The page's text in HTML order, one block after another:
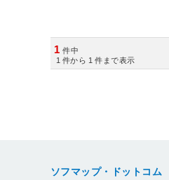
1 件中
1 件から 1 件まで表示
ソフマップ・ドットコム